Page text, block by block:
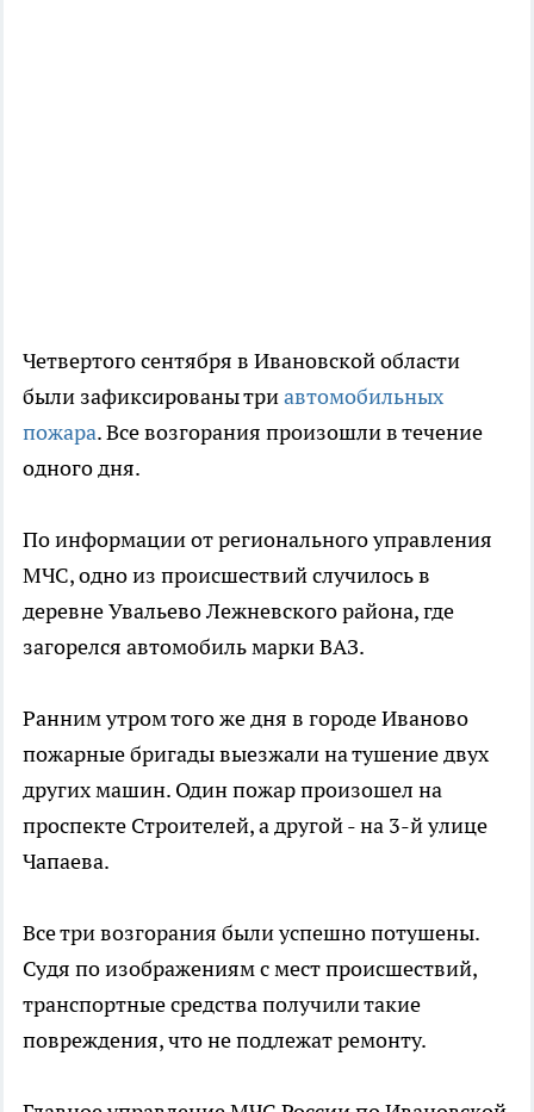
Четвертого сентября в Ивановской области
были зафиксированы триавтомобильных
пожара. Все возгорания произошли в течение
одного дня.
По информации от регионального управления
МЧС, одно из происшествий случилось в
деревне Увальево Лежневского района, где
загорелся автомобиль марки ВАЗ.
Ранним утром того же дня в городе Иваново
пожарные бригады выезжали на тушение двух
других машин. Один пожар произошел на
проспекте Строителей, а другой - на 3-й улице
Чапаева.
Все три возгорания были успешно потушены.
Судя по изображениям с мест происшествий,
транспортные средства получили такие
повреждения, что не подлежат ремонту.